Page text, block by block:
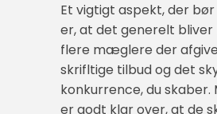
Et vigtigt aspekt, der
er, at det generelt bliver
flere mæglere der
skrifltige tilbud og det
konkurrence, du
er godt klar over, at de